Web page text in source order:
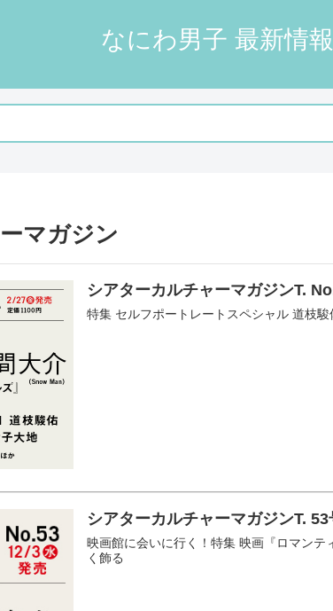
なにわ男子 最新情報
マガジン
シアターカルチャーマガジンT.
特集 セルフポートレートスペシャル 道枝駿
シアターカルチャーマガジンT. 53
映画館に会いに行く！特集 映画『ロマン
く飾る